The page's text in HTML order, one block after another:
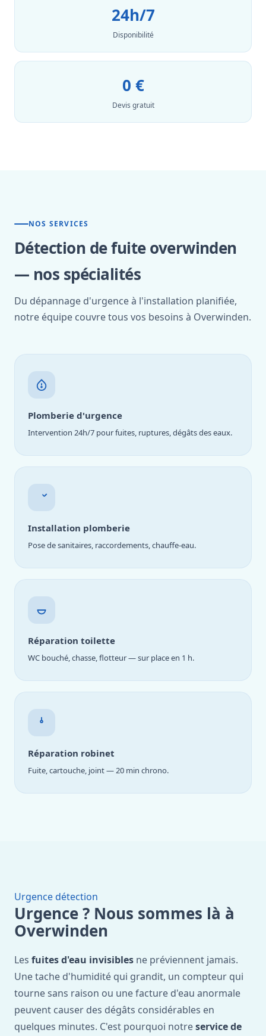
24h/7
Disponibilité
0 €
Devis gratuit
NOS SERVICES
Détection de fuite overwinden
— nos spécialités
Du dépannage d'urgence à l'installation planifiée,
notre équipe couvre tous vos besoins à Overwinden.
Plomberie d'urgence
Intervention 24h/7 pour fuites, ruptures, dégâts des eaux.
Installation plomberie
Pose de sanitaires, raccordements, chauffe-eau.
Réparation toilette
WC bouché, chasse, flotteur — sur place en 1 h.
Réparation robinet
Fuite, cartouche, joint — 20 min chrono.
Urgence détection
Urgence ? Nous sommes là à
Overwinden
Les fuites d'eau invisibles ne préviennent jamais.
Une tache d'humidité qui grandit, un compteur qui
tourne sans raison ou une facture d'eau anormale
peuvent causer des dégâts considérables en
quelques minutes. C'est pourquoi notreservice de